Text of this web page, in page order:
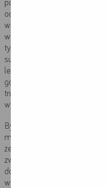
początkowo zupełnie bierni,
oczekują, że nimi
wcale nie jest powiedziane,
wojownikiem, przegra walkę z
tych rzekomo słabych
sukces. Ale, by wygrać,
lekarza, czasem także
go na duchu i tak
trudności, by wykrzesał w
wyzdrowienia.
Bywa też tak, że bliscy
mu, na co choruje, żeby
że pragną go ochronić przed
zwolennikiem takiego
doskonale wie, że jest
wywołuje poczucie